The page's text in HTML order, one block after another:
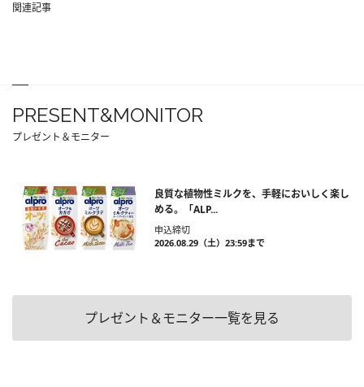
関連記事
PRESENT&MONITOR
プレゼント＆モニター
良質な植物性ミルクを、手軽においしく楽し
める。「ALP...
申込締切
2026.08.29（土）23:59まで
プレゼント＆モニター一覧を見る